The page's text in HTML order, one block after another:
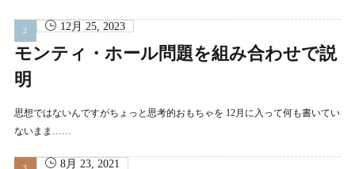
12月 25, 2023
モンティ・ホール問題を組み合わせで説
明
思想ではないんですがちょっと思考的おもちゃを 12月に入って何も書いてい
ないまま……
8月 23, 2021